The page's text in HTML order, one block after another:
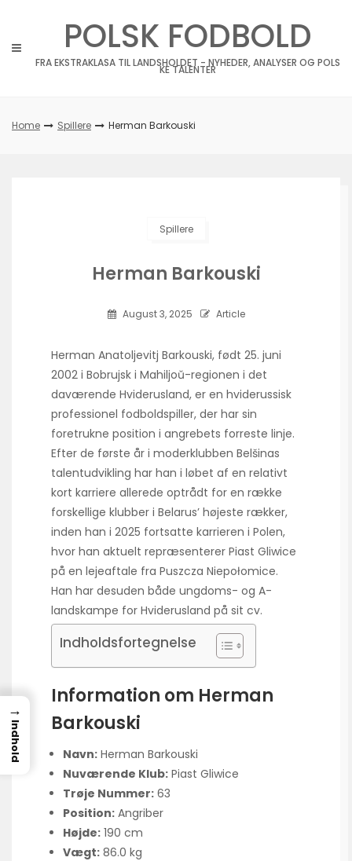
POLSK FODBOLD
FRA EKSTRAKLASA TIL LANDSHOLDET - NYHEDER, ANALYSER OG POLS
KE TALENTER
Home Spillere Herman Barkouski
Spillere
Herman Barkouski
August 3, 2025 Article
Herman Anatoljevitj Barkouski, født 25. juni
2002 i Bobrujsk i Mahiljoŭ-regionen i det
daværende Hviderusland, er en hviderussisk
professionel fodboldspiller, der har sin
foretrukne position i angrebets forreste linje.
Efter de første år i moderklubben Belšinas
talentudvikling har han i løbet af en relativt
kort karriere allerede optrådt for en række
forskellige klubber i Belarus’ højeste rækker,
inden han i 2025 fortsatte karrieren i Polen,
hvor han aktuelt repræsenterer Piast Gliwice
på en lejeaftale fra Puszcza Niepołomice.
Han har desuden både ungdoms- og A-
landskampe for Hviderusland på sit cv.
Indholdsfortegnelse
Information om Herman
Barkouski
Navn: Herman Barkouski
Nuværende Klub: Piast Gliwice
Trøje Nummer: 63
Position: Angriber
Højde: 190 cm
Vægt: 86.0 kg
→
Indhold